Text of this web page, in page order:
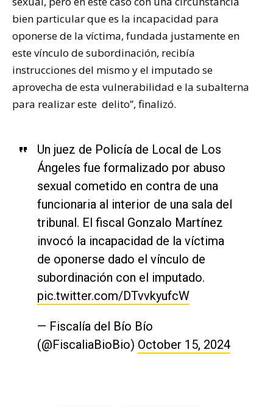
bien particular que es la incapacidad para
oponerse de la víctima, fundada justamente en
este vínculo de subordinación, recibía
instrucciones del mismo y el imputado se
aprovecha de esta vulnerabilidad e la subalterna
para realizar este delito”, finalizó.
Un juez de Policía de Local de Los
Ángeles fue formalizado por abuso
sexual cometido en contra de una
funcionaria al interior de una sala del
tribunal. El fiscal Gonzalo Martínez
invocó la incapacidad de la víctima
de oponerse dado el vínculo de
subordinación con el imputado.
pic.twitter.com/DTvvkyufcW
— Fiscalía del Bío Bío
(@FiscaliaBioBio) October 15, 2024